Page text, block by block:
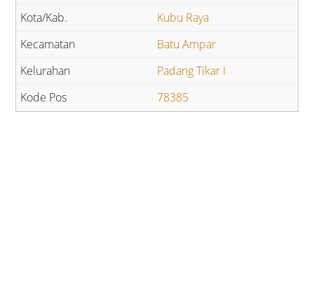
Kubu Raya
Batu Ampar
Padang Tikar I
78385